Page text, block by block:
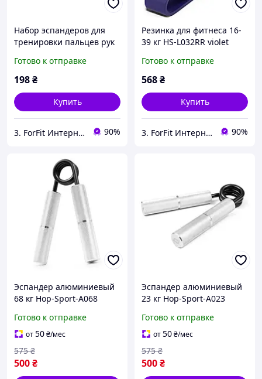
Набор эспандеров для
тренировки пальцев рук
L003FT р. S для дома и
спортзала лучшая цена с
Готово к отправке
198₴
Купить
3. ForFit Интернет-магазин спортивных товаров 90%
Резинка для фитнеса 16-
39 кг HS-L032RR violet
для дома и спортзала
лучшая цена с быстрой
Готово к отправке
568₴
Купить
3. ForFit Интернет-магазин спортивных товаров 90%
Эспандер алюминиевый
68 кг Hop-Sport-A068
Готово к отправке
от50₴/мес
500₴
575 ₴
Эспандер алюминиевый
23 кг Hop-Sport-A023
Готово к отправке
от50₴/мес
500₴
575 ₴